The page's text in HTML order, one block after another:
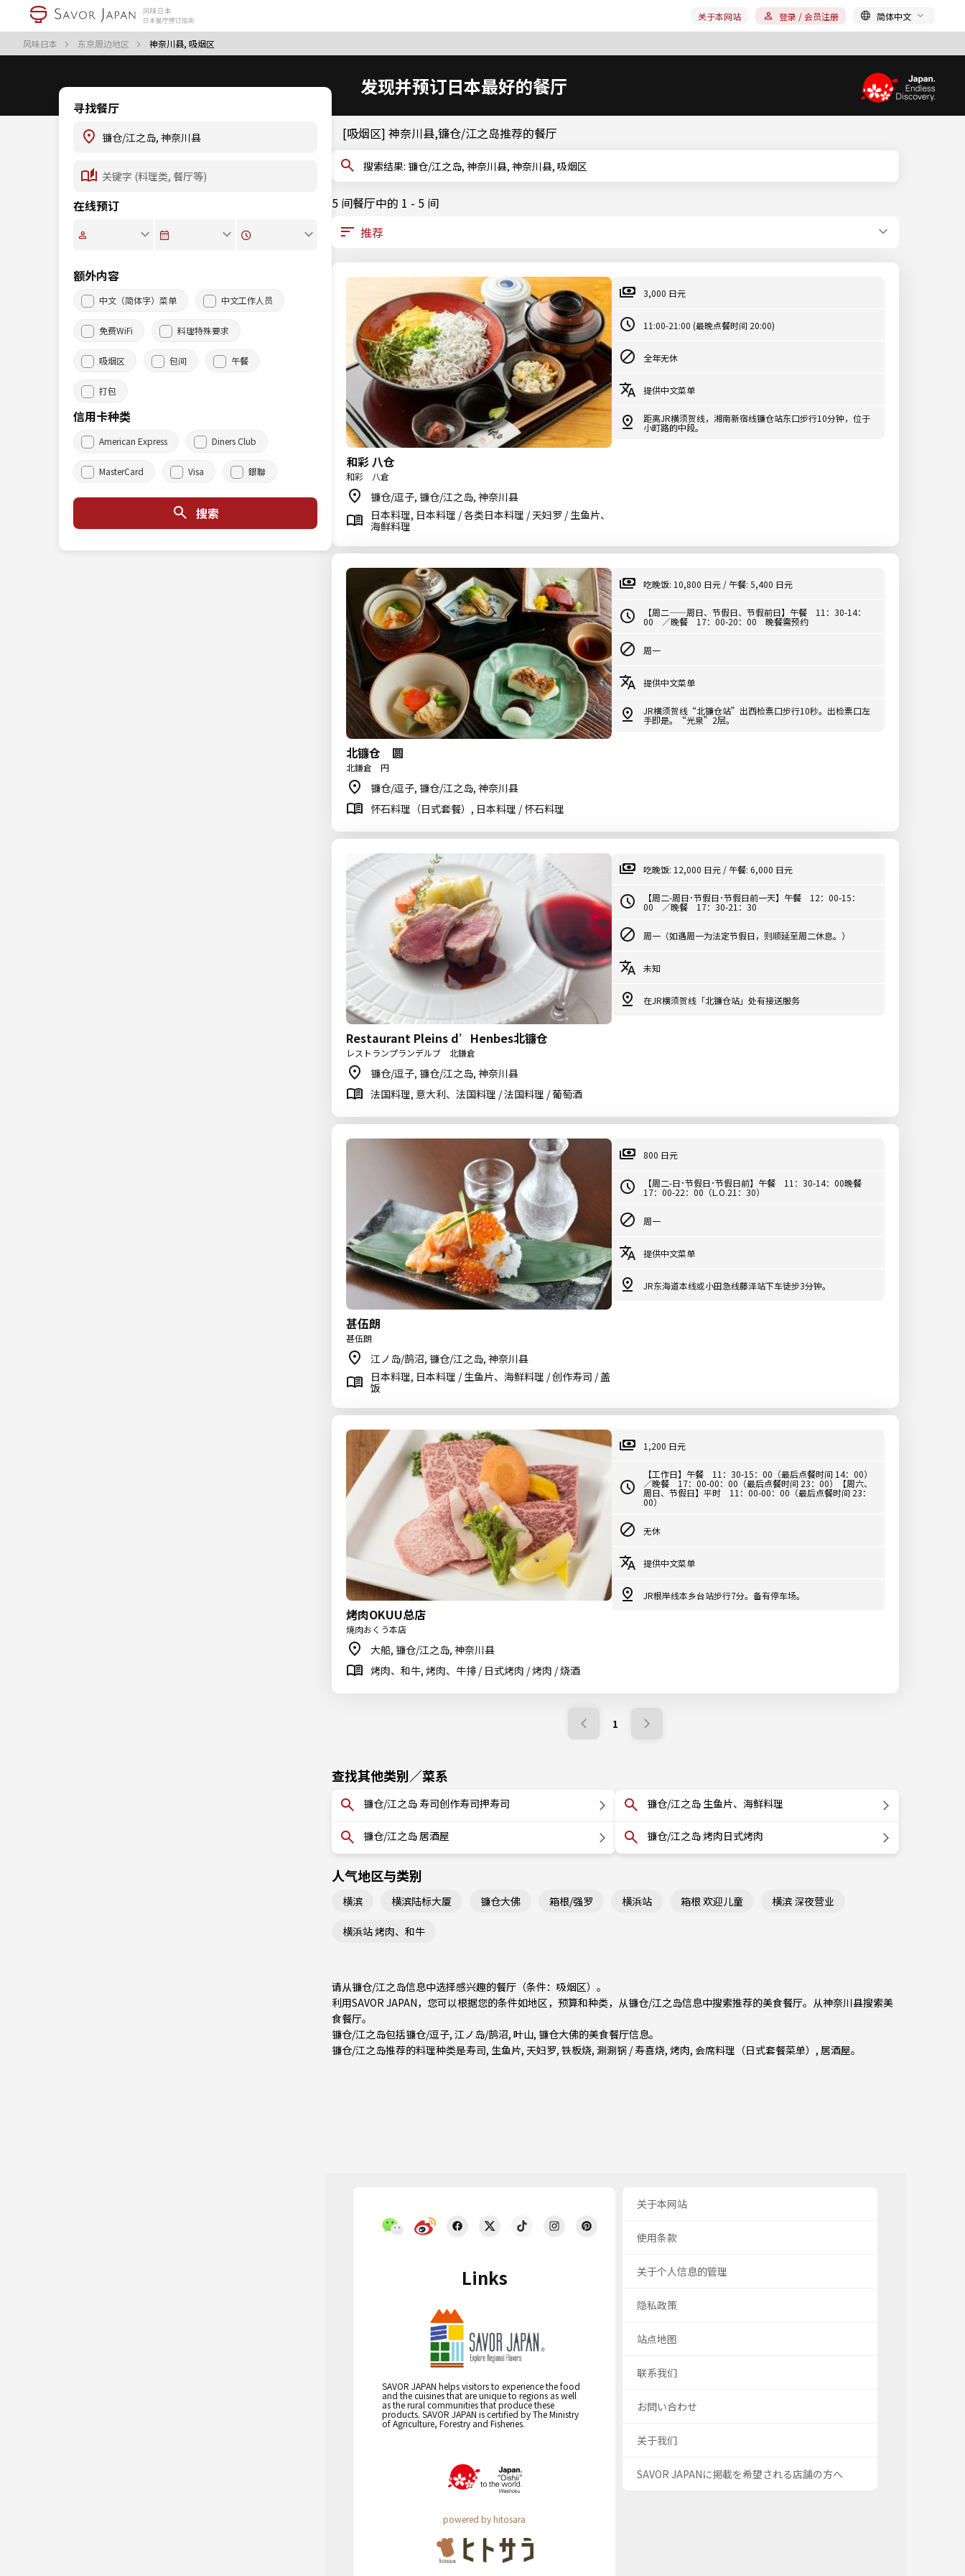
风味日本 东京周边地区 神奈川县, 吸烟区
关于本网站 登录 / 会员注册 简体中文
发现并预订日本最好的餐厅
寻找餐厅
在线预订
额外内容
中文（简体字）菜单 中文工作人员
免费WiFi 料理特殊要求
吸烟区 包间 午餐
打包
信用卡种类
American Express Diners Club
MasterCard Visa 銀聯
搜索
[吸烟区] 神奈川县,镰仓/江之岛推荐的餐厅
搜索结果: 镰仓/江之岛, 神奈川县, 神奈川县, 吸烟区
5 间餐厅中的 1 - 5 间
和彩 八仓
和彩 八倉
镰仓/逗子, 镰仓/江之岛, 神奈川县
日本料理, 日本料理 / 各类日本料理 / 天妇罗 / 生鱼片、
海鲜料理
3,000 日元
11:00-21:00 (最晚点餐时间 20:00)
全年无休
提供中文菜单
距离JR横须贺线，湘南新宿线镰仓站东口步行10分钟，位于
小町路的中段。
北镰仓 圆
北鎌倉 円
镰仓/逗子, 镰仓/江之岛, 神奈川县
怀石料理（日式套餐）, 日本料理 / 怀石料理
吃晚饭: 10,800 日元 / 午餐: 5,400 日元
【周二——周日、节假日、节假前日】午餐 11：30-14：
00 ／晚餐 17：00-20：00 晚餐需预约
周一
提供中文菜单
JR横须贺线“北镰仓站”出西检票口步行10秒。出检票口左
手即是。“光泉”2层。
Restaurant Pleins d’Henbes北镰仓
レストランプランデルブ 北鎌倉
镰仓/逗子, 镰仓/江之岛, 神奈川县
法国料理, 意大利、法国料理 / 法国料理 / 葡萄酒
吃晚饭: 12,000 日元 / 午餐: 6,000 日元
【周二-周日･节假日･节假日前一天】午餐 12：00-15：
00 ／晚餐 17：30-21：30
周一（如遇周一为法定节假日，则顺延至周二休息。）
未知
在JR横须贺线「北镰仓站」处有接送服务
甚伍朗
甚伍朗
江ノ岛/鹄沼, 镰仓/江之岛, 神奈川县
日本料理, 日本料理 / 生鱼片、海鲜料理 / 创作寿司 / 盖
饭
800 日元
【周二-日･节假日･节假日前】午餐 11：30-14：00晚餐
17：00-22：00（L.O.21：30）
周一
提供中文菜单
JR东海道本线或小田急线藤泽站下车徒步3分钟。
烤肉OKUU总店
焼肉おくう本店
大船, 镰仓/江之岛, 神奈川县
烤肉、和牛, 烤肉、牛排 / 日式烤肉 / 烤肉 / 烧酒
1,200 日元
【工作日】午餐 11：30-15：00（最后点餐时间 14：00）
／晚餐 17：00-00：00（最后点餐时间 23：00）【周六、
周日、节假日】平时 11：00-00：00（最后点餐时间 23：
00）
无休
提供中文菜单
JR根岸线本乡台站步行7分。备有停车场。
1
查找其他类别／菜系
镰仓/江之岛 寿司创作寿司押寿司
镰仓/江之岛 居酒屋
镰仓/江之岛 生鱼片、海鲜料理
镰仓/江之岛 烤肉日式烤肉
人气地区与类别
横滨 横滨陆标大厦 镰仓大佛 箱根/强罗 横浜站 箱根 欢迎儿童 横滨 深夜营业
横浜站 烤肉、和牛
请从镰仓/江之岛信息中选择感兴趣的餐厅（条件：吸烟区）。
利用SAVOR JAPAN，您可以根据您的条件如地区，预算和种类，从镰仓/江之岛信息中搜索推荐的美食餐厅。从神奈川县搜索美
食餐厅。
镰仓/江之岛包括镰仓/逗子, 江ノ岛/鹄沼, 叶山, 镰仓大佛的美食餐厅信息。
镰仓/江之岛推荐的料理种类是寿司, 生鱼片, 天妇罗, 铁板烧, 涮涮锅 / 寿喜烧, 烤肉, 会席料理（日式套餐菜单） , 居酒屋。
Links
SAVOR JAPAN helps visitors to experience the food
and the cuisines that are unique to regions as well
as the rural communities that produce these
products. SAVOR JAPAN is certified by The Ministry
of Agriculture, Forestry and Fisheries.
powered by hitosara
关于本网站
使用条款
关于个人信息的管理
隐私政策
站点地图
联系我们
お問い合わせ
关于我们
SAVOR JAPANに掲載を希望される店舗の方へ